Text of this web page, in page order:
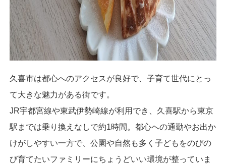
久喜市は都心へのアクセスが良好で、子育て世代にとっ
て大きな魅力がある街です。
JR宇都宮線や東武伊勢崎線が利用でき、久喜駅から東京
駅までは乗り換えなしで約1時間。都心への通勤やお出か
けがしやすい一方で、公園や自然も多く子どもをのびの
び育てたいファミリーにちょうどいい環境が整っていま